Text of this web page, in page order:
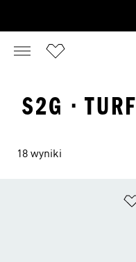
S2G · TURF
18 wyniki